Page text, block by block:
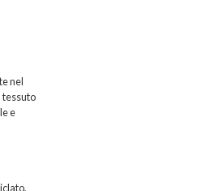
nel
tessuto
e